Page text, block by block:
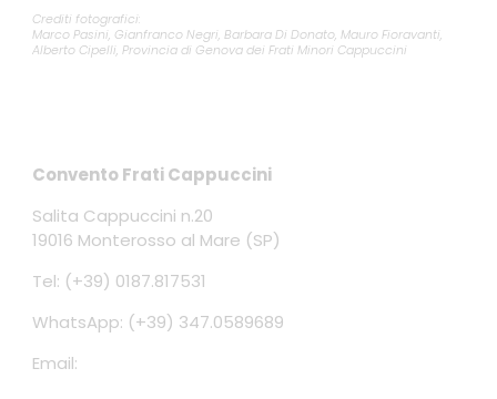
Crediti fotografici:
Marco Pasini, Gianfranco Negri, Barbara Di Donato, Mauro Fioravanti,
Alberto Cipelli, Provincia di Genova dei Frati Minori Cappuccini
Convento Frati Cappuccini
Salita Cappuccini n.20
19016 Monterosso al Mare (SP)
Tel: (+39) 0187.817531
WhatsApp: (+39) 347.0589689
Email: